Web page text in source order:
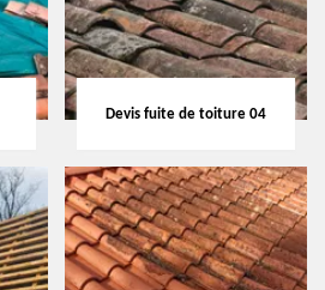
Devis fuite de toiture 04